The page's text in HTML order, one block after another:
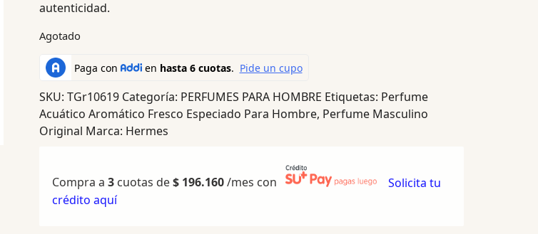
autenticidad.
Agotado
SKU: TGr10619 Categoría: PERFUMES PARA HOMBRE Etiquetas: Perfume
Acuático Aromático Fresco Especiado Para Hombre, Perfume Masculino
Original Marca: Hermes
Compra a 3cuotas de$196.160/mes con
Solicita tu
crédito aquí